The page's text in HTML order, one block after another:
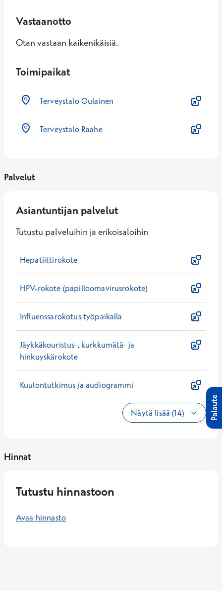
Vastaanotto
Otan vastaan kaikenikäisiä.
Toimipaikat
Terveystalo Oulainen
Terveystalo Raahe
Palvelut
Asiantuntijan palvelut
Tutustu palveluihin ja erikoisaloihin
Hepatiittirokote
HPV-rokote (papilloomavirusrokote)
Influenssarokotus työpaikalla
Jäykkäkouristus-, kurkkumätä- ja
hinkuyskärokote
Kuulontutkimus ja audiogrammi
Näytä lisää (14)
Hinnat
Tutustu hinnastoon
Avaa hinnasto
Palaute